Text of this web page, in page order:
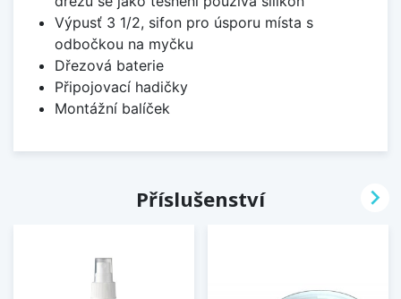
Výpusť 3 1/2, sifon pro úsporu místa s
odbočkou na myčku
Dřezová baterie
Připojovací hadičky
Montážní balíček
Příslušenství 